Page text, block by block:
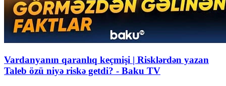
Vardanyanın qaranlıq keçmişi | Risklərdən yazan
Taleb özü niyə riskə getdi? - Baku TV